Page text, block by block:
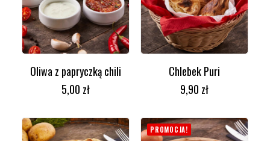
DODAJ DO KOSZYKA
Oliwa z papryczką chili
5,00 zł
DODAJ DO KOSZYKA
Chlebek Puri
9,90 zł
PROMOCJA!